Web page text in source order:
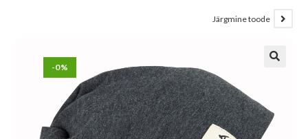
-0%
Järgmine toode